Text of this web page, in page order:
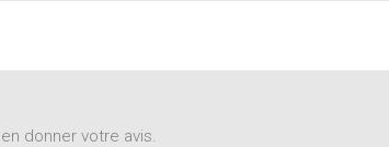
donner votre avis.